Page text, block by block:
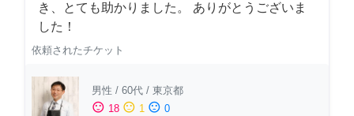
き、とても助かりました。 ありがとうございま
した！
依頼されたチケット
男性 / 60代 / 東京都
sentiment_satisfied 18 sentiment_neutral 1 sentiment_dissatisfied 0